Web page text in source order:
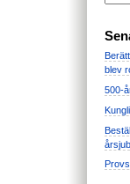
blev
500-